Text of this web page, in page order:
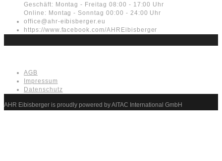
Geschäft: Montag - Freitag 08:00 - 17:00 Uhr
Online: Montag - Sonntag 00:00 - 24:00 Uhr
office@ahr-eibisberger.eu
https://www.facebook.com/AHREibisberger
AGB
Impressum
Datenschutz
AHR Eibisberger is proudly powered by AITAC International GmbH